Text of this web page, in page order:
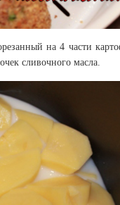
на 4 части
сливочного масла.